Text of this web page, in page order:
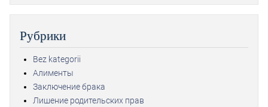
Рубрики
Bez kategorii
Алименты
Заключение брака
Лишение родительских прав